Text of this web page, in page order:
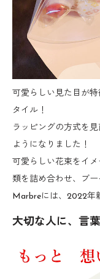
可愛らしい見た目が
タイル！
ラッピングの方式を
ようになりました！
可愛らしい花束をイ
類を詰め合わせ、ブー
Marbreには、2022年
大切な人に、言